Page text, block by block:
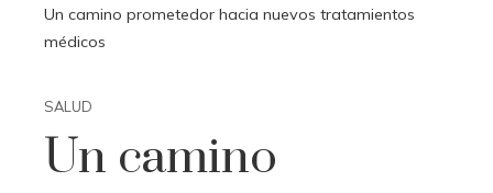
Un camino prometedor hacia nuevos tratamientos
médicos
SALUD
Un camino